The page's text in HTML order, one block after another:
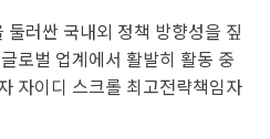
러싼 국내외 정책 방향성을 짚
로벌 업계에서 활발히 활동 중
자이디 스크롤 최고전략책임자